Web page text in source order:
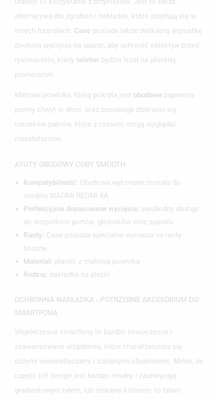
alternatywa dla zgrubień i nakładek, które znajdują się w
innych futerałach. Case posiada także delikatną wypustkę
dookoła wycięcia na aparat, aby uchronić obiektyw przed
rysowaniem, kiedy telefon będzie leżał na płaskiej
powierzchni.
Matowa powłoka, którą pokryta jest obudowa zapewnia
pewny chwyt w dłoni, oraz zapobiega zbieraniu się
odcisków palców, które z czasem mogą wyglądać
nieestetycznie.
ATUTY OBUDOWY COBY SMOOTH:
Kompatybilność: Obudowa wykonana została do
modelu XIAOMI REDMI 8A
Perfekcyjnie dopasowane wycięcia: swobodny dostęp
do wszystkich portów, głośników oraz aparatu
Ranty: Case posiada specjalne wycięcia na ranty
boczne
Materiał: plastik z matową powłoką
Rodzaj: nakładka na plecki
OCHRONNA NAKŁADKA - POTRZEBNE AKCESORIUM DO
SMARTFONA
Współczesne smartfony to bardzo nowoczesne i
zaawansowane urządzenia, które charakteryzują się
dużymi wyświetlaczami i szklanymi obudowami. Mimo, że
często ich design jest bardzo modny i zachwycają
gradientowym tyłem, lub ciekawy kolorem, to łatwo
MOJE LISTY ŻYCZEŃ
add_circle_outlineUTWÓRZ NOWĄ LISTĘ
NAZWA LISTY ŻYCZEŃ
ANULUJ UTWÓRZ LISTĘ ŻYCZEŃ
ZALOGUJ SIĘ
MUSISZ BYĆ ZALOGOWANY BY ZAPISAĆ PRODUKTY NA
SWOJEJ LIŚCIE ŻYCZEŃ.
ANULUJ ZALOGUJ SIĘ